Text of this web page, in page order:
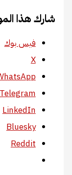
شارك هذا
فيس بوك
X
LinkedIn
Bluesky
Reddit